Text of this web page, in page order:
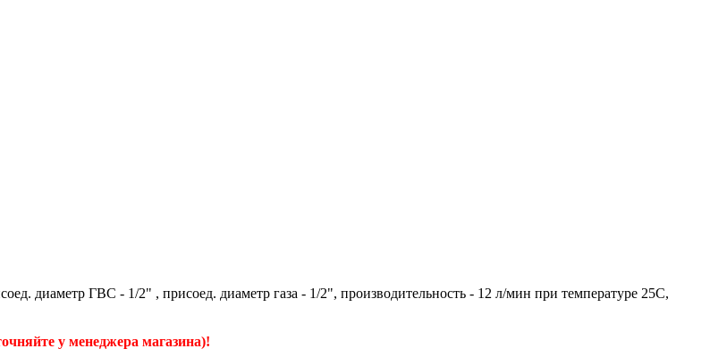
диаметр ГВС - 1/2" , присоед. диаметр газа - 1/2", производительность - 12 л/мин при температуре 25С,
у менеджера магазина)!